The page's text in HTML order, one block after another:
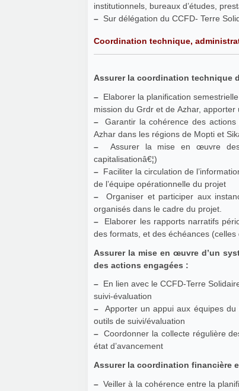
institutionnels, bureaux d’études,
–
Coordination technique,
Assurer la coordination technique
– Elaborer la planification
mission du Grdr et de Azhar,
– Garantir la cohérence des actions ménées par le
Azhar dans les régions de Mopti et
– Assurer la mise en œuvre des
capitalisationâ€¦)
– Faciliter la circulation de
de l’équipe opérationnelle du projet
– Organiser et participer aux
organisés dans le cadre du projet.
– Elaborer les rapports narratifs périodiques consolidés ( activités du Grdr et de Azhar) , dans le respect
des formats, et des échéances
Assurer la mise en œuvre d’un
des actions engagées :
– En lien avec le CCFD-Terre
suivi-évaluation
– Apporter un appui aux équipes
outils de suivi/évaluation
– Coordonner la collecte régulière
état d’avancement
Assurer la coordination financière
– Veiller à la cohérence entre la